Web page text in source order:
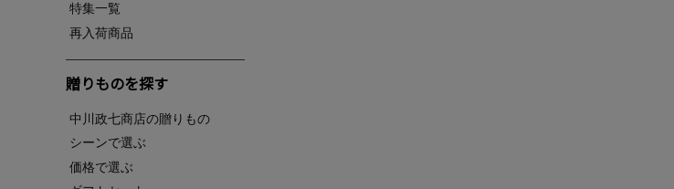
特集一覧
再入荷商品
贈りものを探す
中川政七商店の贈りもの
シーンで選ぶ
価格で選ぶ